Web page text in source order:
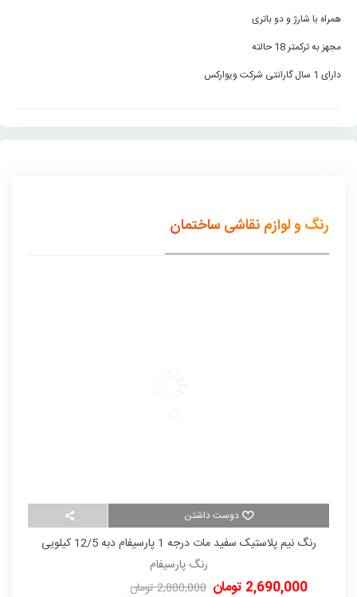
همراه با شارژ و دو باتری
مجهز به ترکمتر 18 حالته
دارای 1 سال گارانتی شرکت ویوارکس
رنگ و لوازم نقاشی ساختمان
دوست داشتن
رنگ نیم پلاستیک سفید مات درجه 1 پارسیفام دبه 12/5 کیلویی
رنگ پارسیفام
2,690,000 تومان 2,800,000 تومان